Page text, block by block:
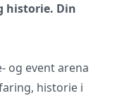
historie. Din
og event arena
historie i